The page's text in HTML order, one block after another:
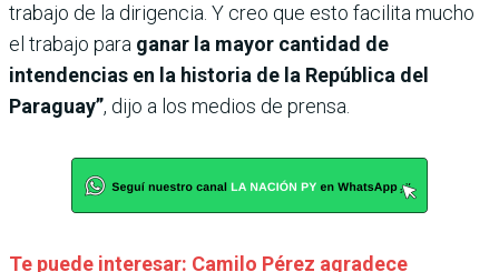
trabajo de la dirigencia. Y creo que esto facilita mucho
el trabajo para ganar la mayor cantidad de
intendencias en la historia de la República del
Paraguay”, dijo a los medios de prensa.
Te puede interesar: Camilo Pérez agradece